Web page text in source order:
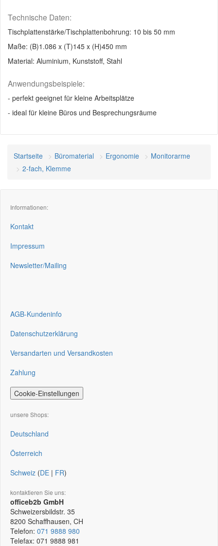
Technische Daten:
Tischplattenstärke/Tischplattenbohrung: 10 bis 50 mm
Maße: (B)1.086 x (T)145 x (H)450 mm
Material: Aluminium, Kunststoff, Stahl
Anwendungsbeispiele:
- perfekt geeignet für kleine Arbeitsplätze
- ideal für kleine Büros und Besprechungsräume
Startseite Büromaterial Ergonomie
Monitorarme
2-fach, Klemme
Informationen:
Kontakt
Impressum
Newsletter/Mailing
AGB-Kundeninfo
Datenschutzerklärung
Versandarten und Versandkosten
Zahlung
Cookie-Einstellungen
unsere Shops:
Deutschland
Österreich
Schweiz (DE | FR)
kontaktieren Sie uns:
officeb2b GmbH
Schweizersbildstr. 35
8200 Schaffhausen, CH
Telefon: 071 9888 980
Telefax: 071 9888 981